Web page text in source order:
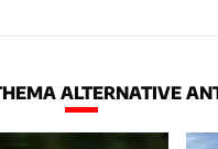
ALTERNATIVE